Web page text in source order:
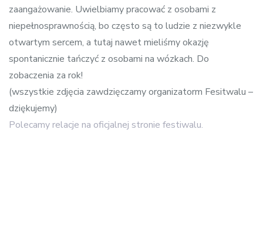
zaangażowanie. Uwielbiamy pracować z osobami z
niepełnosprawnością, bo często są to ludzie z niezwykle
otwartym sercem, a tutaj nawet mieliśmy okazję
spontanicznie tańczyć z osobami na wózkach. Do
zobaczenia za rok!
(wszystkie zdjęcia zawdzięczamy organizatorm Fesitwalu –
dziękujemy)
Polecamy relacje na oficjalnej stronie festiwalu.